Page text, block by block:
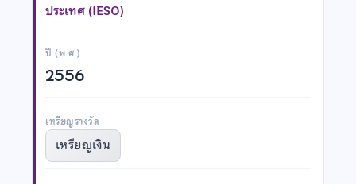
ประเทศ (IESO)
ปี (พ.ศ.)
2556
เหรียญรางวัล
เหรียญเงิน